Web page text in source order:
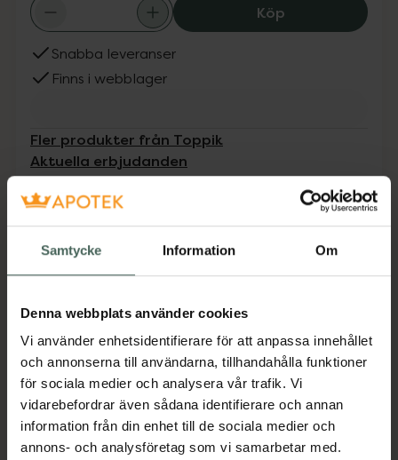
Samtycke Information Om
Denna webbplats använder cookies
Vi använder enhetsidentifierare för att anpassa innehållet
och annonserna till användarna, tillhandahålla funktioner
för sociala medier och analysera vår trafik. Vi
vidarebefordrar även sådana identifierare och annan
information från din enhet till de sociala medier och
annons- och analysföretag som vi samarbetar med.
KöpToppik Hair
Snabba leveranser
Finns i webblager
Fler produkter från Toppik
Aktuella erbjudanden
Beskrivning Dölj
tjockare ut. Finns i 9 naturtrogna nyanser.
Jämförpris 27,42 kr/g
EAN:00667820011045
Kategorier:
HåravfallHårfärgHårvård